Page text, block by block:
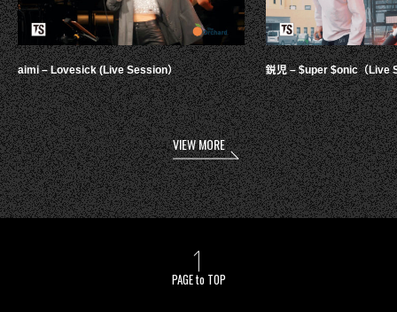
aimi – Lovesick (Live Session） 鋭児 – $uper $onic（Live
VIEW MORE
PAGE to TOP